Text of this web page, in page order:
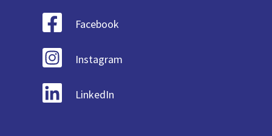
Facebook
Instagram
LinkedIn